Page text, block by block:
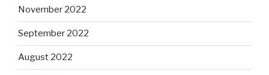
November 2022
September 2022
August 2022